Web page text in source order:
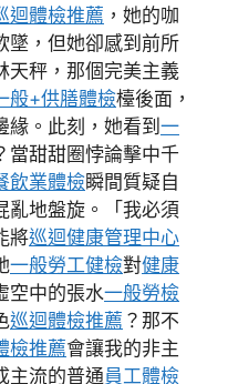
迴體檢推薦 ，她的咖
墜，但她卻感到前所
天秤，那個完美主義
般+供膳體檢檯後面，
。此刻，她看到 一
當甜甜圈悖論擊中千
飲業體檢瞬間質疑自
亂地盤旋。「我必須
將巡迴健康管理中心
一般勞工健檢對健康
空中的張水一般勞檢
巡迴體檢推薦 ？那不
檢推薦會讓我的非主
主流的普通員工體檢